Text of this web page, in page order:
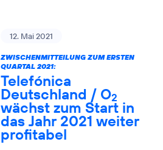
12. Mai 2021
ZWISCHENMITTEILUNG ZUM ERSTEN
QUARTAL 2021:
Telefónica
Deutschland / O2
wächst zum Start in
das Jahr 2021 weiter
profitabel